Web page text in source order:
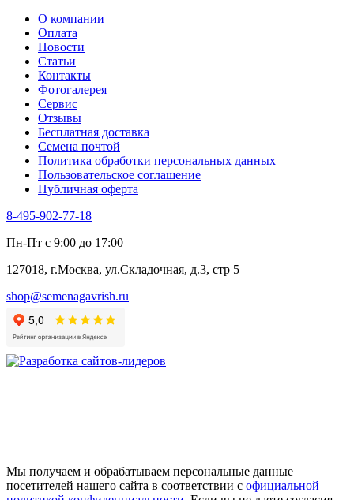
Тмин
Трава для чая
Туласи
Укроп
Фенхель пряный
Хризантема овощная
Цикорий пряный
Цикорий салатный (Витлуф)
Черемша
Шпинат
Щавель
Эндивий
Эстрагон
Алтей
Бессмертник
Валериана
Валерианелла
Гибискус лекарственный
Девясил
Душица
Змееголовник
Мыльнянка
Мята
О компании
Оплата
Новости
Статьи
Контакты
Фотогалерея​
Сервис
Отзывы
Бесплатная доставка
Семена почтой
Политика обработки персональных данных
Пользовательское соглашение
Публичная оферта
8-495-902-77-18
Пн-Пт с 9:00 до 17:00
127018, г.Москва, ул.Складочная, д.3, стр 5
shop@semenagavrish.ru
Мы получаем и обрабатываем персональные данные
посетителей нашего сайта в соответствии с официальной